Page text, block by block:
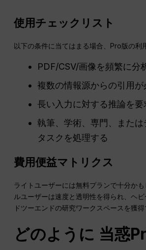
使用チェックリスト
以下の条件に当てはまる場合、Pro版の利
PDF/CSV/画像を頻繁に分
複数の情報源からの引用が
長い入力に対する推論を要
執筆、学術、専門、また
タスクを処理する
費用便益マトリクス
ライトユーザーには無料プランで十分か
ルユーザーは速度と透明性を得られ、ヘ
ドツーエンドの研究ワークスペースを獲
どのように 当惑